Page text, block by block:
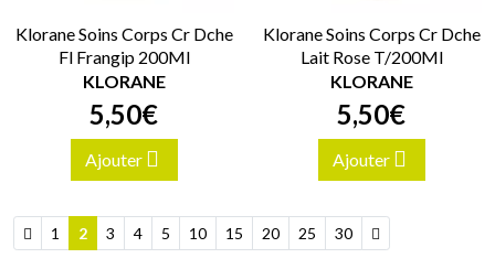
Klorane Soins Corps Cr Dche
Fl Frangip 200Ml
KLORANE
5,50€
Ajouter
Klorane Soins Corps Cr Dche
Lait Rose T/200Ml
KLORANE
5,50€
Ajouter
1 2 3 4 5 10 15 20 25 30